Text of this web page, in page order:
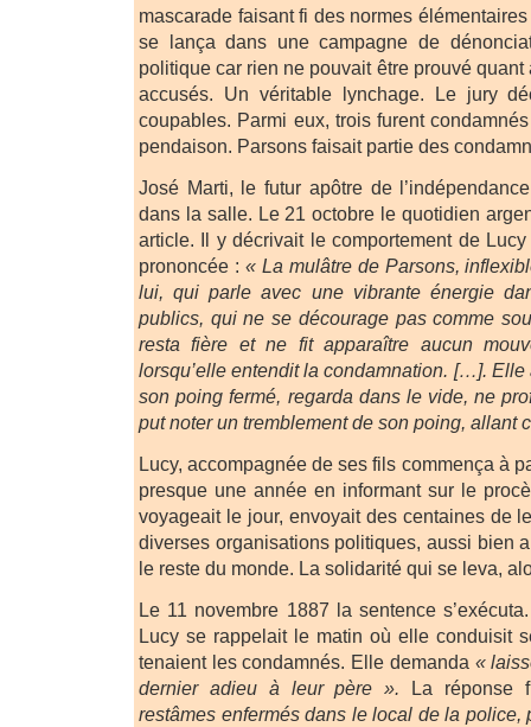
mascarade faisant fi des normes
se lança dans une campagne de
politique car rien ne pouvait être prouvé
accusés. Un véritable lynchage. Le jury
coupables. Parmi eux, trois furent
pendaison. Parsons faisait partie des
José Marti, le futur apôtre de
dans la salle. Le 21 octobre le quotidien
article. Il y décrivait le comportement de
prononcée : « La mulâtre de Parsons,
lui, qui parle avec une vibrante énergie
publics, qui ne se décourage pas comme
resta fière et ne fit apparaître aucun
lorsqu’elle entendit la condamnation. […].
son poing fermé, regarda dans le vide, ne
put noter un tremblement de son poing, allant
Lucy, accompagnée de ses fils commença à
presque une année en informant sur le
voyageait le jour, envoyait des centaines de
diverses organisations politiques, aussi bien
le reste du monde. La solidarité qui se leva,
Le 11 novembre 1887 la sentence
Lucy se rappelait le matin où elle conduisit
tenaient les condamnés. Elle demanda «
dernier adieu à leur père ». La réponse
restâmes enfermés dans le local de la police,